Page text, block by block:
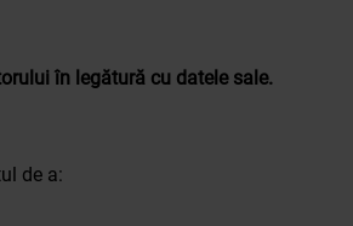
în legătură cu datele sale.
de a: